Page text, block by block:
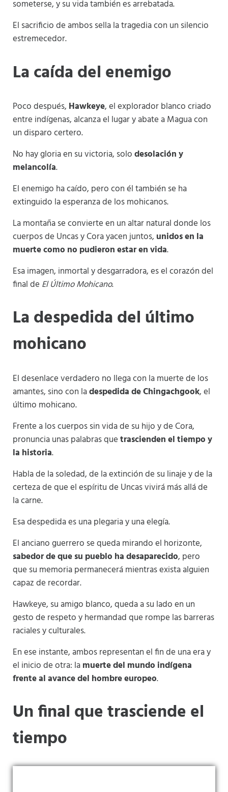
someterse, y su vida también es arrebatada.
El sacrificio de ambos sella la tragedia con un silencio
estremecedor.
La caída del enemigo
Poco después, Hawkeye, el explorador blanco criado
entre indígenas, alcanza el lugar y abate a Magua con
un disparo certero.
No hay gloria en su victoria, solodesolación y
melancolía.
El enemigo ha caído, pero con él también se ha
extinguido la esperanza de los mohicanos.
La montaña se convierte en un altar natural donde los
cuerpos de Uncas y Cora yacen juntos, unidos en la
muerte como no pudieron estar en vida.
Esa imagen, inmortal y desgarradora, es el corazón del
final de El Último Mohicano.
La despedida del último
mohicano
El desenlace verdadero no llega con la muerte de los
amantes, sino con ladespedida de Chingachgook, el
último mohicano.
Frente a los cuerpos sin vida de su hijo y de Cora,
pronuncia unas palabras quetrascienden el tiempo y
la historia.
Habla de la soledad, de la extinción de su linaje y de la
certeza de que el espíritu de Uncas vivirá más allá de
la carne.
Esa despedida es una plegaria y una elegía.
El anciano guerrero se queda mirando el horizonte,
sabedor de que su pueblo ha desaparecido, pero
que su memoria permanecerá mientras exista alguien
capaz de recordar.
Hawkeye, su amigo blanco, queda a su lado en un
gesto de respeto y hermandad que rompe las barreras
raciales y culturales.
En ese instante, ambos representan el fin de una era y
el inicio de otra: lamuerte del mundo indígena
frente al avance del hombre europeo.
Un final que trasciende el
tiempo